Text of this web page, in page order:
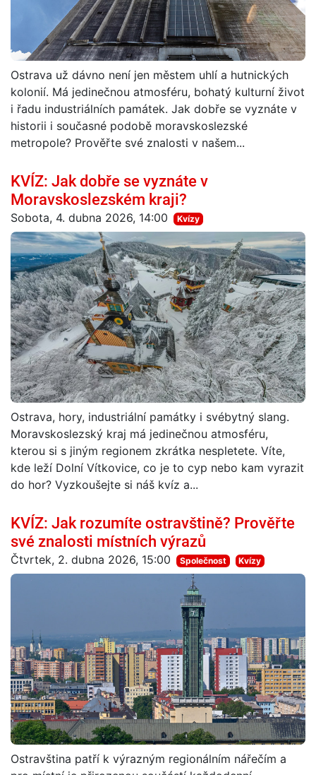
Ostrava už dávno není jen městem uhlí a hutnických
kolonií. Má jedinečnou atmosféru, bohatý kulturní život
i řadu industriálních památek. Jak dobře se vyznáte v
historii i současné podobě moravskoslezské
metropole? Prověřte své znalosti v našem...
KVÍZ: Jak dobře se vyznáte v
Moravskoslezském kraji?
Sobota, 4. dubna 2026, 14:00 Kvízy
Ostrava, hory, industriální památky i svébytný slang.
Moravskoslezský kraj má jedinečnou atmosféru,
kterou si s jiným regionem zkrátka nespletete. Víte,
kde leží Dolní Vítkovice, co je to cyp nebo kam vyrazit
do hor? Vyzkoušejte si náš kvíz a...
KVÍZ: Jak rozumíte ostravštině? Prověřte
své znalosti místních výrazů
Čtvrtek, 2. dubna 2026, 15:00 Společnost Kvízy
Ostravština patří k výrazným regionálním nářečím a